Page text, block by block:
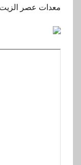
معدات عصر الزيت موديل 811